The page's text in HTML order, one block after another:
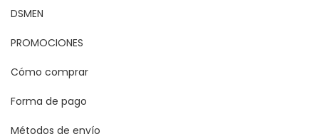
DSMEN
PROMOCIONES
Cómo comprar
Forma de pago
Métodos de envío